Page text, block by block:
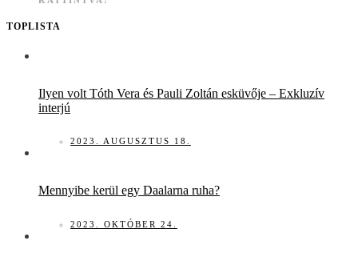
TOPLISTA
Ilyen volt Tóth Vera és Pauli Zoltán esküvője – Exkluzív
interjú
2023. AUGUSZTUS 18.
Mennyibe kerül egy Daalarna ruha?
2023. OKTÓBER 24.